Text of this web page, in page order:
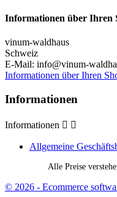
Informationen über Ihren
vinum-waldhaus
Schweiz
E-Mail: info@vinum-
Informationen über Ihren
Informationen
Informationen  
Allgemeine
Alle Preise
© 2026 - Ecommerce